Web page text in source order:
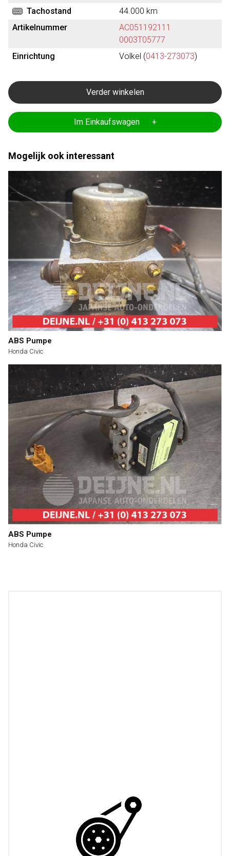
Tachostand
44.000 km
Artikelnummer
AC051192111
0003T05777
Einrichtung
Volkel (0413-273073)
Verder winkelen
Im Einkaufswagen +
Mogelijk ook interessant
ABS Pumpe
Honda Civic
ABS Pumpe
Honda Civic